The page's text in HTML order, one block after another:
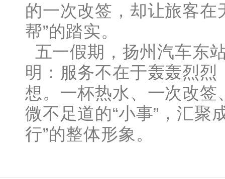
的一次改签，却让旅客在
帮”的踏实。
五一假期，扬州汽车东
明：服务不在于轰轰烈
想。一杯热水、一次改
微不足道的“小事”，汇聚
行”的整体形象。